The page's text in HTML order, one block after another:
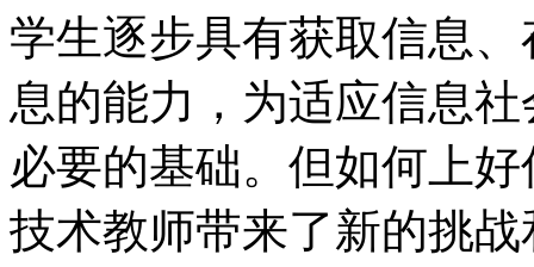
学生逐步具有获取信息
息的能力，为适应信息
必要的基础。但如何上
技术教师带来了新的挑